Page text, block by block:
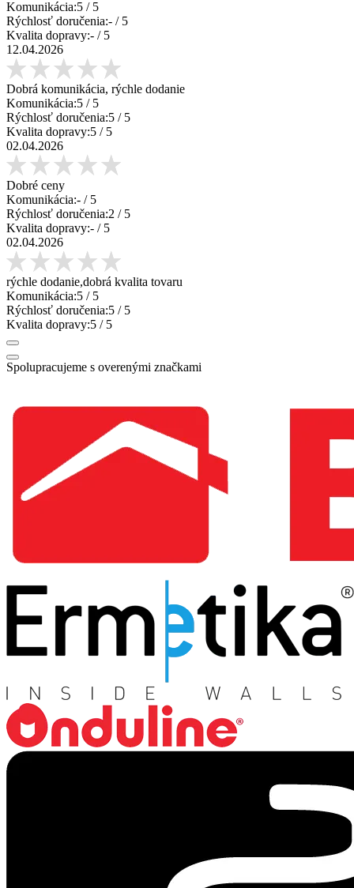
Komunikácia:5 / 5
Rýchlosť doručenia:- / 5
Kvalita dopravy:- / 5
12.04.2026
Dobrá komunikácia, rýchle dodanie
Komunikácia:5 / 5
Rýchlosť doručenia:5 / 5
Kvalita dopravy:5 / 5
02.04.2026
Dobré ceny
Komunikácia:- / 5
Rýchlosť doručenia:2 / 5
Kvalita dopravy:- / 5
02.04.2026
rýchle dodanie,dobrá kvalita tovaru
Komunikácia:5 / 5
Rýchlosť doručenia:5 / 5
Kvalita dopravy:5 / 5
Spolupracujeme s overenými značkami